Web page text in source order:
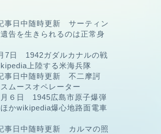
事日中随時更新 サーティン
告を生きられるのは正常身
7日 1942ガダルカナルの戦
上陸する米海兵隊
事日中随時更新 不二摩訶
ースオペレーター
６日 1945広島市原子爆弾
かwikipedia爆心地路面電車
事日中随時更新 カルマの照